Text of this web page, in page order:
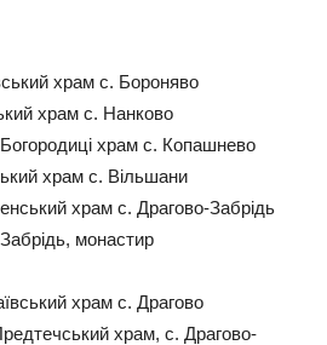
храм с. Бороняво
храм с. Нанково
храм с. Копашнево
храм с. Вільшани
храм с. Драгово-Забрідь
монастир
храм с. Драгово
храм, с. Драгово-